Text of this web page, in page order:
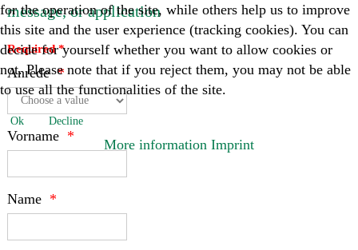
message, or application
Required *
Anrede
Vorname
Name
for the operation of the site, while others help us to improve
this site and the user experience (tracking cookies). You can
decide for yourself whether you want to allow cookies or
not. Please note that if you reject them, you may not be able
to use all the functionalities of the site.
Ok Decline
More information Imprint